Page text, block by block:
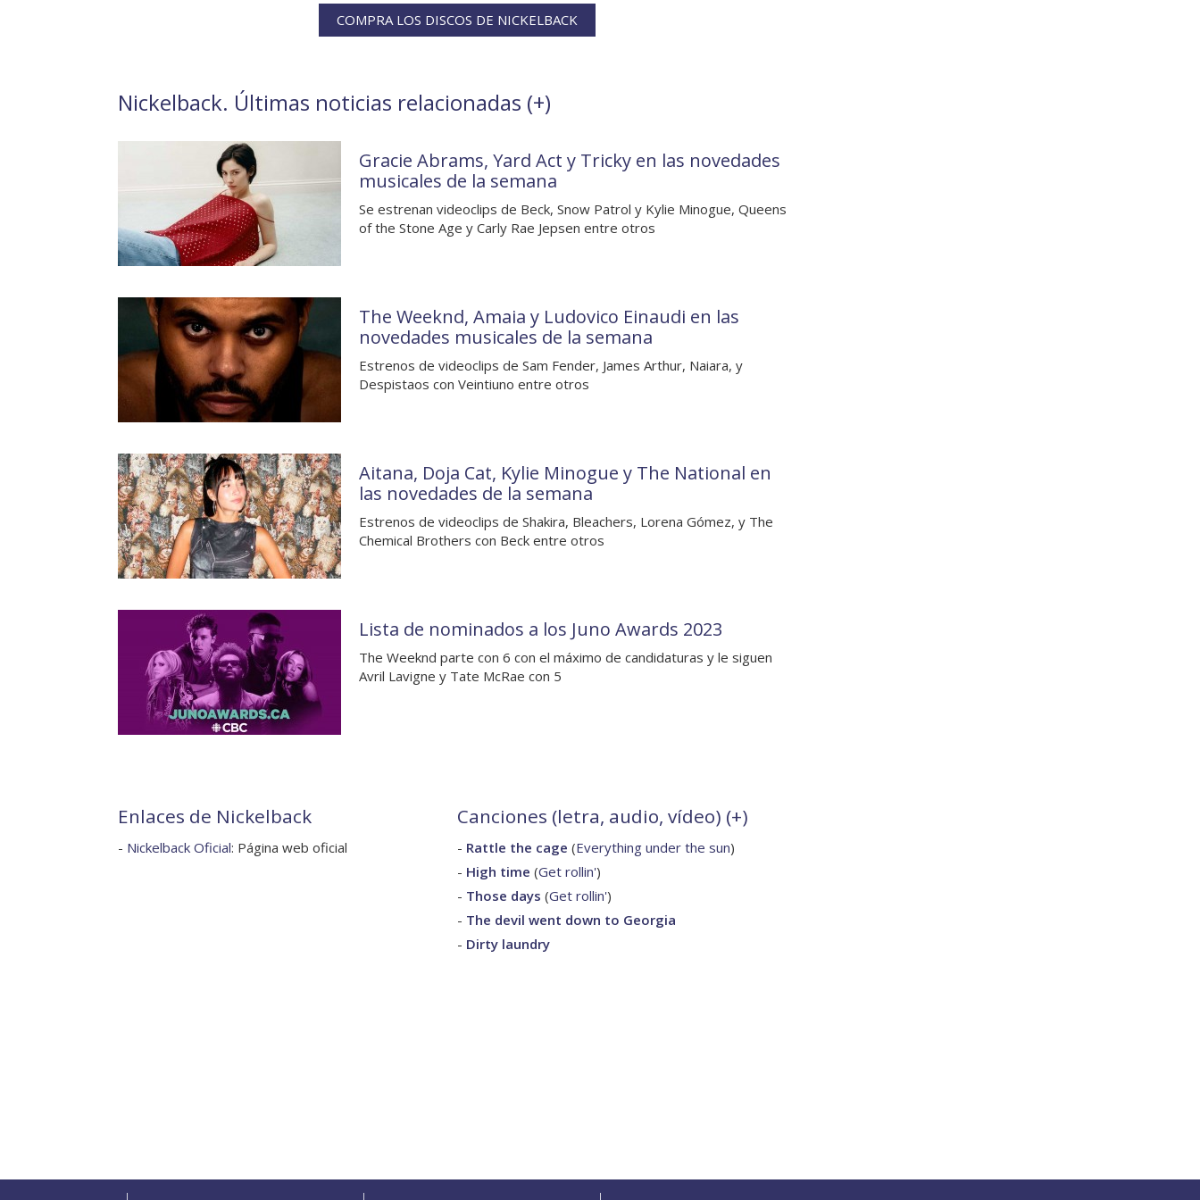
COMPRA LOS DISCOS DE NICKELBACK
Nickelback. Últimas noticias relacionadas (+)
Gracie Abrams, Yard Act y Tricky en las novedades
musicales de la semana
Se estrenan videoclips de Beck, Snow Patrol y Kylie Minogue, Queens
of the Stone Age y Carly Rae Jepsen entre otros
The Weeknd, Amaia y Ludovico Einaudi en las
novedades musicales de la semana
Estrenos de videoclips de Sam Fender, James Arthur, Naiara, y
Despistaos con Veintiuno entre otros
Aitana, Doja Cat, Kylie Minogue y The National en
las novedades de la semana
Estrenos de videoclips de Shakira, Bleachers, Lorena Gómez, y The
Chemical Brothers con Beck entre otros
Lista de nominados a los Juno Awards 2023
The Weeknd parte con 6 con el máximo de candidaturas y le siguen
Avril Lavigne y Tate McRae con 5
Enlaces de Nickelback
- Nickelback Oficial: Página web oficial
Canciones (letra, audio, vídeo) (+)
- Rattle the cage (Everything under the sun)
- High time (Get rollin')
- Those days (Get rollin')
- The devil went down to Georgia
- Dirty laundry